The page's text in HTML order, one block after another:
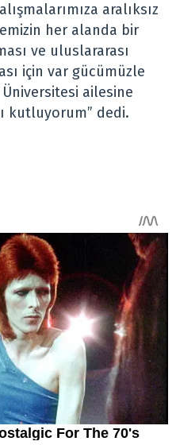
aralıksız
her alanda bir
ve uluslararası
için var gücümüzle
Üniversitesi ailesine
kutluyorum” dedi.